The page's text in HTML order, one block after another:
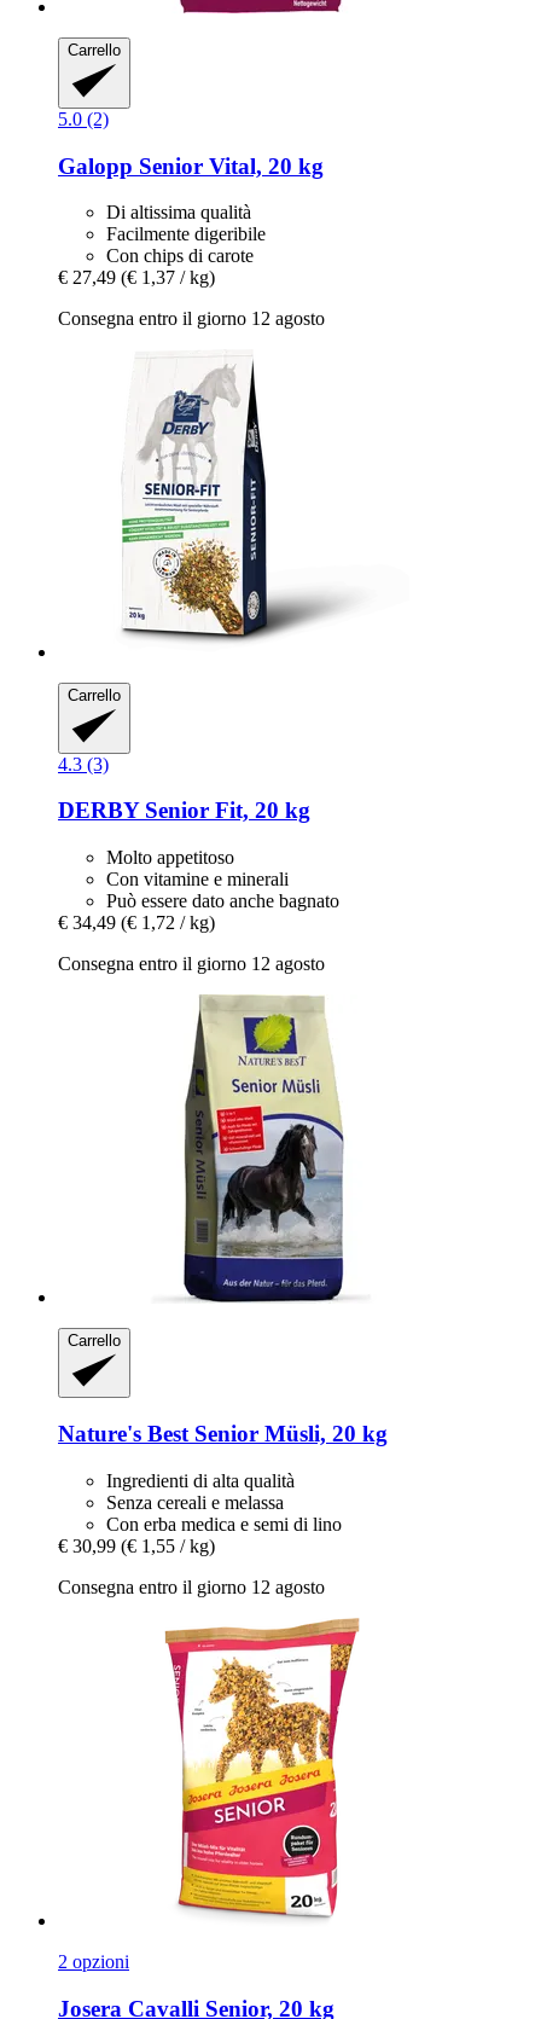
Carrello
5.0 (2)
Galopp Senior Vital, 20 kg
Di altissima qualità
Facilmente digeribile
Con chips di carote
€ 27,49 (€ 1,37 / kg)
Consegna entro il giorno 12 agosto
Carrello
4.3 (3)
DERBYSenior Fit, 20 kg
Molto appetitoso
Con vitamine e minerali
Può essere dato anche bagnato
€ 34,49 (€ 1,72 / kg)
Consegna entro il giorno 12 agosto
Carrello
Nature's Best Senior Müsli, 20 kg
Ingredienti di alta qualità
Senza cereali e melassa
Con erba medica e semi di lino
€ 30,99 (€ 1,55 / kg)
Consegna entro il giorno 12 agosto
2 opzioni
Josera Cavalli Senior, 20 kg